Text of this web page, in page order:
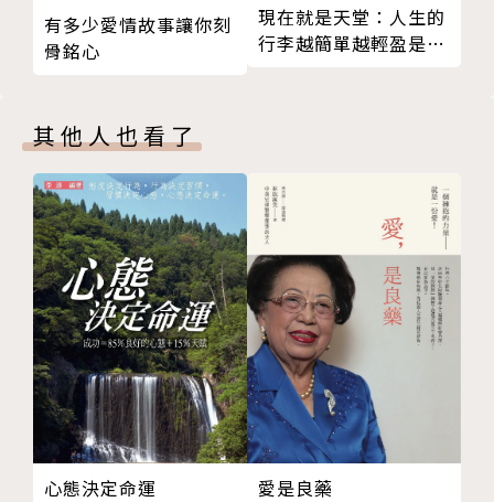
◆如何成為優良的「滅火器」：碰上發怒的人，除了發
抖，還可以這麼說！
被介紹者的個性。
作者簡介
蔡康永
嬰兒時期和大家一樣學說話，上學後被逼著參加各種演
講和辯論比賽，終於變得厭倦靠說話去換取名氣和特
權，於是在大學就沉默寡言的埋頭看書談戀愛。研究所
去了美國，開始隨時說英文的生活，漸漸體會不同語文
其實蘊含不同的生活態度。
然後呢，奇妙的命運，讓我變成一個必須常常在電視上
19 有道理的問題，真的問出來，不一定恰當。
20 有同理心的問候，讓你更得人緣。
23 耳朵需要專注，不像眼睛可以亂掃。
24 唸出聲音來，也許有點像小學生，但一點也不丟
臉。
25 你不能不說理由，但可以說一個講了等於沒講的理
由。
26 尋找雙方意見的最大公約數！
27 試圖說服別人之前，可以先考考自己。
28 為你的介紹詞，裝上門把吧！
29 二十歲開始，不要再輕易被表相牽著走。
30 撒嬌的核心是示弱！
31 懂得如何說謝謝，才懂得如何拿捏人情的輕重。
32 吵架時，別攻擊對方的人生立足點。
有多少愛情故事讓你刻
骨銘心
現在就是天堂：人生的
行李越簡單越輕盈是最
其他人也看了
心態決定命運 愛是良藥